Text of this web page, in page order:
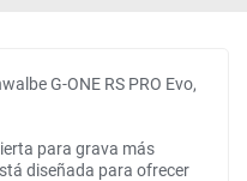
G-ONE RS PRO Evo,
para grava más
diseñada para ofrecer